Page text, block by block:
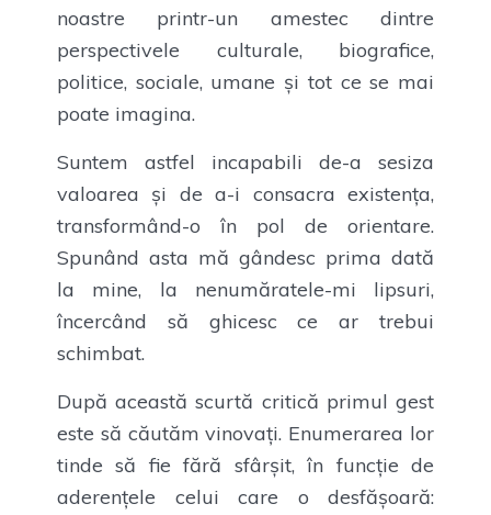
noastre printr-un amestec dintre
perspectivele culturale, biografice,
politice, sociale, umane și tot ce se mai
poate imagina.
Suntem astfel incapabili de-a sesiza
valoarea și de a-i consacra existența,
transformând-o în pol de orientare.
Spunând asta mă gândesc prima dată
la mine, la nenumăratele-mi lipsuri,
încercând să ghicesc ce ar trebui
schimbat.
După această scurtă critică primul gest
este să căutăm vinovați. Enumerarea lor
tinde să fie fără sfârșit, în funcție de
aderențele celui care o desfășoară: